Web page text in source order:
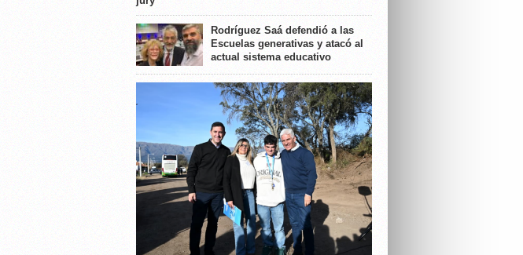
Rodríguez Saá defendió a las
Escuelas generativas y atacó al
actual sistema educativo